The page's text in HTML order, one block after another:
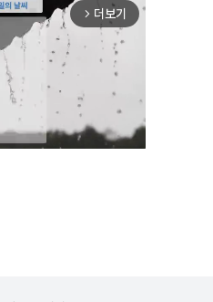
arrow_forward_ios 더보기